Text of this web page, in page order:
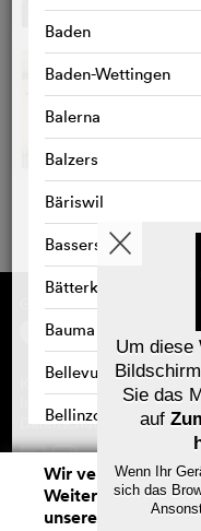
Baden
Baden-Wettingen
Balerna
Balzers
Bäriswil
Bassersdorf
Bätterkinden
Bauma
Bellevue
Bellinzona
Belp
Benken
Gefördert von
Kontakt
Datenschutz
Wir verwenden
Weitersurfen auf
unserer Cookie-
Um diese
Sie das
auf
Wenn Ihr
sich das